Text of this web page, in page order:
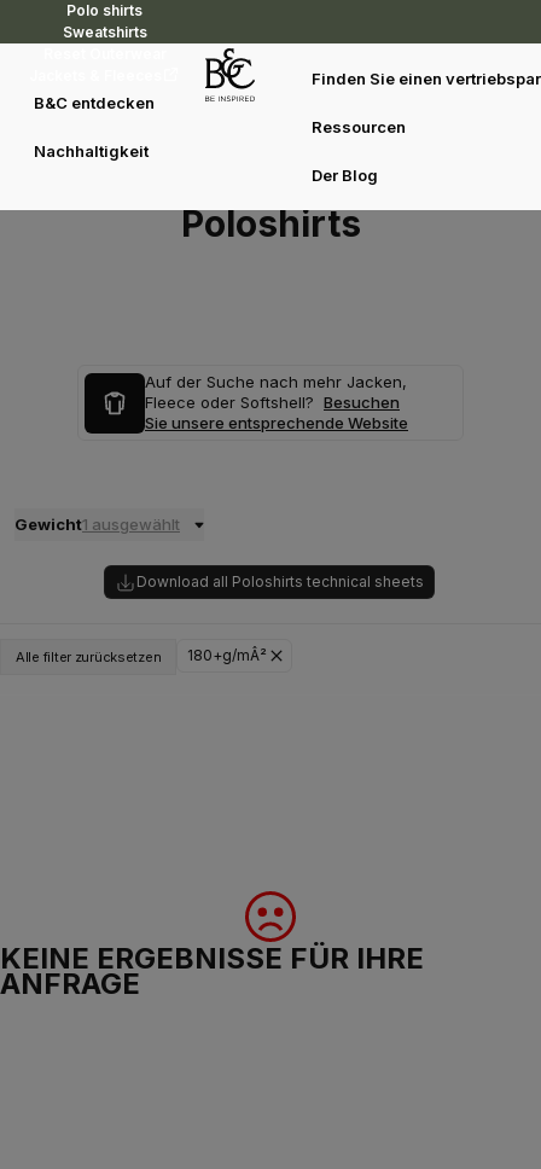
Polo shirts
Sweatshirts
B&C entdecken
Nachhaltigkeit
Finden Sie einen
Ressourcen
Der Blog
Poloshirts
Auf der Suche nach mehr Jacken,
Fleece oder Softshell? Besuchen
Sie unsere entsprechende Website
Gewicht1 ausgewählt
Download all Poloshirts technical sheets
Alle filter zurücksetzen 180+g/mÂ²
KEINE ERGEBNISSE FÜR IHRE
ANFRAGE